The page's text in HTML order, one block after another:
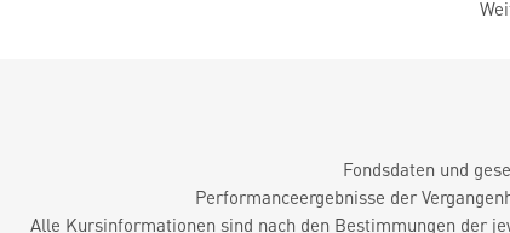
Fondsdaten und
Performanceergebnisse der
Alle Kursinformationen sind nach den Bestimmungen der